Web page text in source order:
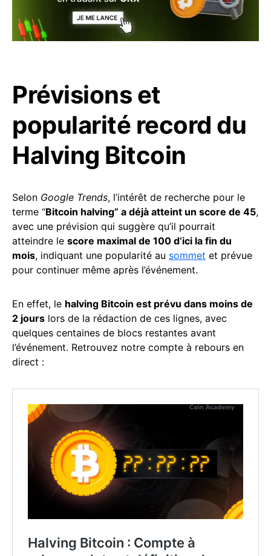
Prévisions et
popularité record du
Halving Bitcoin
Selon Google Trends, l’intérêt de recherche pour le
terme “Bitcoin halving” a déjà atteint un score de 45,
avec une prévision qui suggère qu’il pourrait
atteindre le score maximal de 100 d’ici la fin du
mois, indiquant une popularité au sommet et prévue
pour continuer même après l’événement.
En effet, le halving Bitcoin est prévu dans moins de
2 jours lors de la rédaction de ces lignes, avec
quelques centaines de blocs restantes avant
l’événement. Retrouvez notre compte à rebours en
direct :